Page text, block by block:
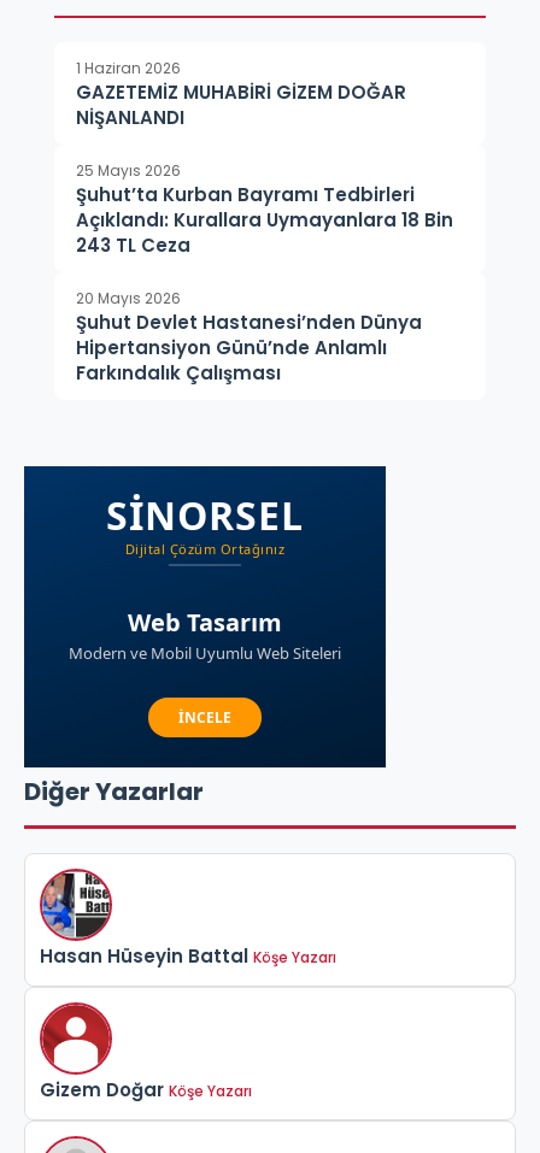
1 Haziran 2026
GAZETEMİZ MUHABİRİ GİZEM DOĞAR
NİŞANLANDI
25 Mayıs 2026
Şuhut’ta Kurban Bayramı Tedbirleri
Açıklandı: Kurallara Uymayanlara 18 Bin
243 TL Ceza
20 Mayıs 2026
Şuhut Devlet Hastanesi’nden Dünya
Hipertansiyon Günü’nde Anlamlı
Farkındalık Çalışması
Diğer Yazarlar
Hasan Hüseyin Battal Köşe Yazarı
Gizem Doğar Köşe Yazarı